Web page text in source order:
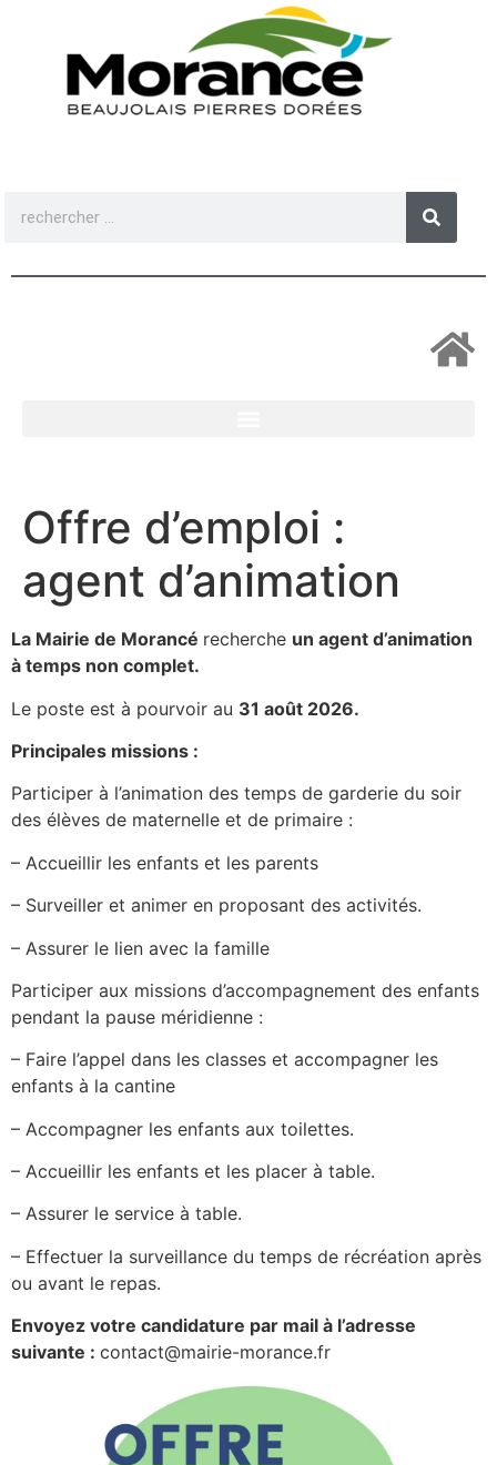
Offre d’emploi :
agent d’animation
La Mairie de Morancé recherche un agent d’animation
à temps non complet.
Le poste est à pourvoir au 31 août 2026.
Principales missions :
Participer à l’animation des temps de garderie du soir
des élèves de maternelle et de primaire :
– Accueillir les enfants et les parents
– Surveiller et animer en proposant des activités.
– Assurer le lien avec la famille
Participer aux missions d’accompagnement des enfants
pendant la pause méridienne :
– Faire l’appel dans les classes et accompagner les
enfants à la cantine
– Accompagner les enfants aux toilettes.
– Accueillir les enfants et les placer à table.
– Assurer le service à table.
– Effectuer la surveillance du temps de récréation après
ou avant le repas.
Envoyez votre candidature par mail à l’adresse
suivante : contact@mairie-morance.fr